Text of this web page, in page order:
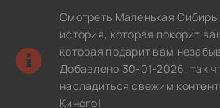
Смотреть Маленькая
история, которая покорит
которая подарит вам
Добавлено 30-01-2026, так
насладиться свежим
Киного!